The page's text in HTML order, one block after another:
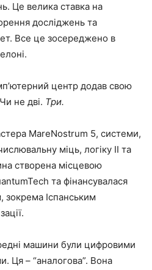
Це велика ставка на
досліджень та
Все це зосереджено в
центр додав свою
не дві. Три.
MareNostrum 5, системи,
міць, логіку ІІ та
створена місцевою
та фінансувалася
Іспанським
машини були цифровими
Ця – “аналогова”. Вона